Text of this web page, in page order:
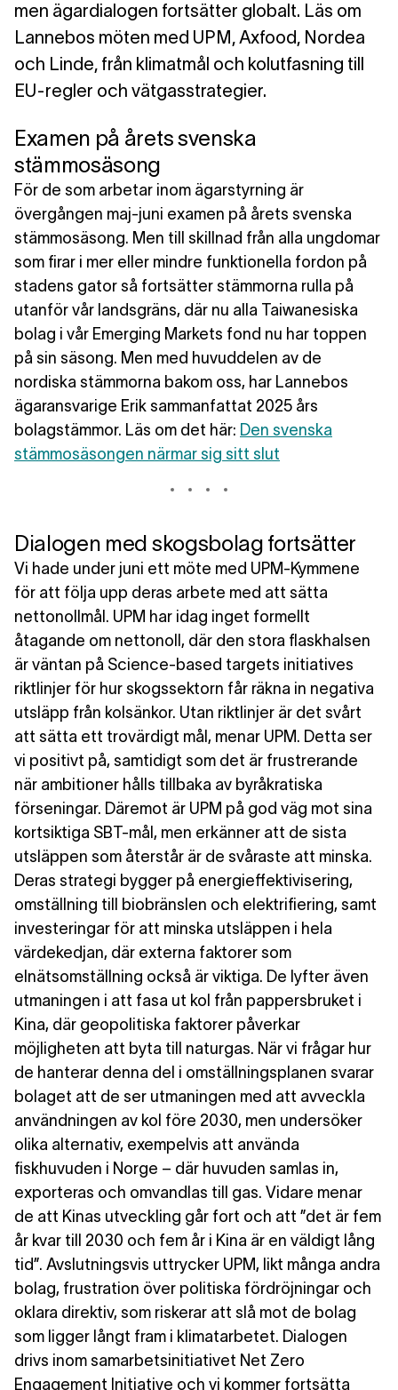
men ägardialogen fortsätter globalt. Läs om
Lannebos möten med UPM, Axfood, Nordea
och Linde, från klimatmål och kolutfasning till
EU-regler och vätgasstrategier.
Examen på årets svenska
stämmosäsong
För de som arbetar inom ägarstyrning är
övergången maj-juni examen på årets svenska
stämmosäsong. Men till skillnad från alla ungdomar
som firar i mer eller mindre funktionella fordon på
stadens gator så fortsätter stämmorna rulla på
utanför vår landsgräns, där nu alla Taiwanesiska
bolag i vår Emerging Markets fond nu har toppen
på sin säsong. Men med huvuddelen av de
nordiska stämmorna bakom oss, har Lannebos
ägaransvarige Erik sammanfattat 2025 års
bolagstämmor. Läs om det här: Den svenska
stämmosäsongen närmar sig sitt slut
Dialogen med skogsbolag fortsätter
Vi hade under juni ett möte med UPM-Kymmene
för att följa upp deras arbete med att sätta
nettonollmål. UPM har idag inget formellt
åtagande om nettonoll, där den stora flaskhalsen
är väntan på Science-based targets initiatives
riktlinjer för hur skogssektorn får räkna in negativa
utsläpp från kolsänkor. Utan riktlinjer är det svårt
att sätta ett trovärdigt mål, menar UPM. Detta ser
vi positivt på, samtidigt som det är frustrerande
när ambitioner hålls tillbaka av byråkratiska
förseningar. Däremot är UPM på god väg mot sina
kortsiktiga SBT-mål, men erkänner att de sista
utsläppen som återstår är de svåraste att minska.
Deras strategi bygger på energieffektivisering,
omställning till biobränslen och elektrifiering, samt
investeringar för att minska utsläppen i hela
värdekedjan, där externa faktorer som
elnätsomställning också är viktiga. De lyfter även
utmaningen i att fasa ut kol från pappersbruket i
Kina, där geopolitiska faktorer påverkar
möjligheten att byta till naturgas. När vi frågar hur
de hanterar denna del i omställningsplanen svarar
bolaget att de ser utmaningen med att avveckla
användningen av kol före 2030, men undersöker
olika alternativ, exempelvis att använda
fiskhuvuden i Norge – där huvuden samlas in,
exporteras och omvandlas till gas. Vidare menar
de att Kinas utveckling går fort och att ”det är fem
år kvar till 2030 och fem år i Kina är en väldigt lång
tid”. Avslutningsvis uttrycker UPM, likt många andra
bolag, frustration över politiska fördröjningar och
oklara direktiv, som riskerar att slå mot de bolag
som ligger långt fram i klimatarbetet. Dialogen
drivs inom samarbetsinitiativet Net Zero
Engagement Initiative och vi kommer fortsätta